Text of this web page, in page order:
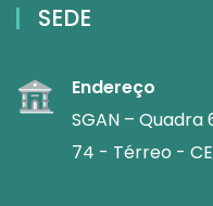
SEDE
Endereço
SGAN – Quadra
74 - Térreo -